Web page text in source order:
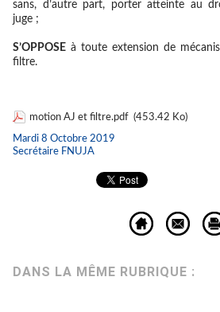
sans, d’autre part, porter atteinte au
juge ;
S’OPPOSE à toute extension de
filtre.
motion AJ et filtre.pdf (453.42 Ko)
Mardi 8 Octobre 2019
Secrétaire FNUJA
DANS LA MÊME RUBRIQUE :